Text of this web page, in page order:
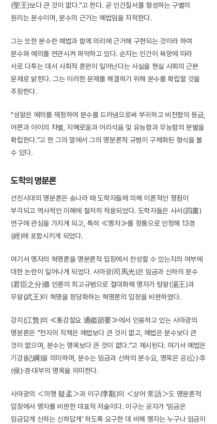
(聖王)보다 큰 것이 없다.”고 한다. 곧 인간질서를 형성하는 구별의
원리는 분수이며, 분수의 근거는 예법임을 지적한다.
그는 또한 분수란 예법과 함께 의리에 근거해 구현되는 것이라 하여
분수와 예의를 연관시켜 파악하고 있다. 순자는 인간이 욕망에 따라
서로 다투는 데서 사회적 혼란이 일어난다는 사실을 현실 사회의 근본
문제로 밝힌다. 그는 이러한 문제를 해결하기 위해 분수를 확립할 것을
주장한다.
“성왕은 예의를 제정하여 분수를 드러냄으로써 부귀하고 비천함의 등급,
어른과 아이의 차별, 지혜로움과 어리석음 및 유능함과 무능함의 분별을
확립한다.”고 한 그의 말에서 그의 명분론적 규범이 구체화된 형식을 볼
수 있다.
도학의 명분론
선진시대의 명분론은 송나라 때 도학자들에 의해 이론적인 쟁점이
부각되고 역사적인 이해에 철저히 적용되었다. 도학자들은 사서(四書)
연구에 관심을 가지게 되고, 특히 ≪맹자≫를 정통으로 인정해 13경
(經)에 포함시키게 되었다.
여기서 맹자의 혁명론을 명분론적 입장에서 찬성할 수 있는지의 여부에
대한 논란이 일어나게 되었다. 사마광(司馬光)은 임금과 신하의 분수
(君臣之分)를 인륜의 최고규범으로 절대화해 맹자가 탕왕(湯王)과
무왕(武王)이 혁명을 정당화하는 혁명론의 입장을 비판하였다.
강지(江贄)의 ≪통감절요 通鑑節要≫에서 인용하고 있는 사마광의
명분론은 “천자의 직책은 예법보다 큰 것이 없고, 예법은 분수보다 큰
것이 없으며, 분수는 명목보다 큰 것이 없다.”고 제시된다. 여기서 예법은
기강(紀綱)을 의미하며, 분수는 임금과 신하의 분수요, 명목은 공(公)·후
(侯)·경·대부의 명목을 의미한다.
사마광의 ＜의맹 疑孟＞과 이구(李覯)의 ＜상어 常語＞도 명분론적
입장에서 맹자를 비판한 대표적 저술이다. 이구는 공자가 ‘임금은
임금답게 신하는 신하답게’ 하도록 요구한 데 비해 맹자는 누구나 임금이